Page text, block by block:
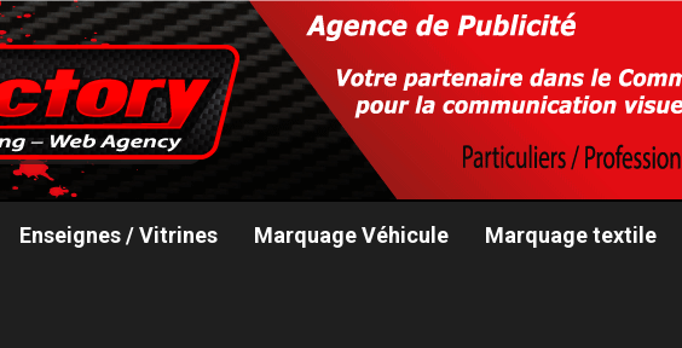
Enseignes / Vitrines Marquage Véhicule Marquage textile